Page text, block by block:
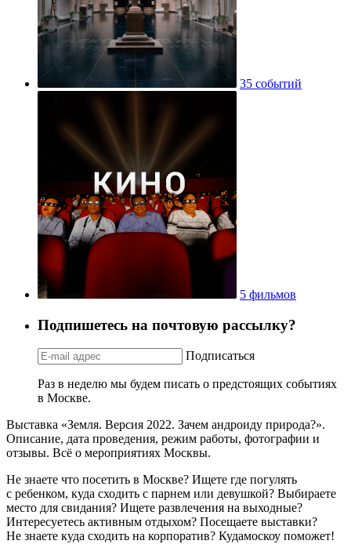
35 событий
5 фильмов
Подпишетесь на почтовую рассылку?
Подписаться
Раз в неделю мы будем писать о предстоящих событиях
в Москве.
Выставка «Земля. Версия 2022. Зачем андроиду природа?».
Описание, дата проведения, режим работы, фотографии и
отзывы. Всё о мероприятиях Москвы.
Не знаете что посетить в Москве? Ищете где погулять
с ребенком, куда сходить с парнем или девушкой? Выбираете
место для свидания? Ищете развлечения на выходные?
Интересуетесь активным отдыхом? Посещаете выставки?
Не знаете куда сходить на корпоратив? Кудамоскоу поможет!